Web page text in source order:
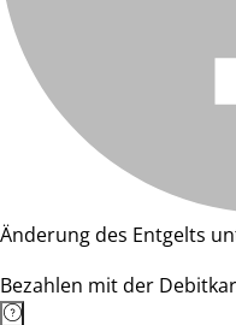
Änderung des Entgelts
Bezahlen mit der